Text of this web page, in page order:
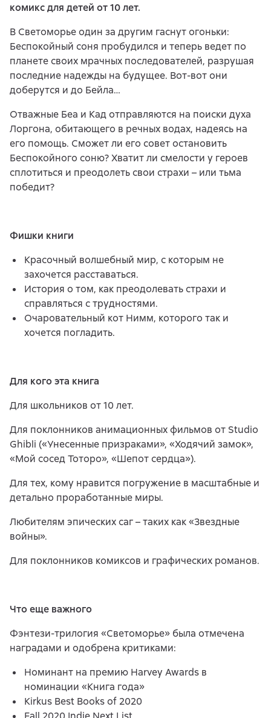
комикс для детей от 10 лет.
В Светоморье один за другим гаснут огоньки:
Беспокойный соня пробудился и теперь ведет по
планете своих мрачных последователей, разрушая
последние надежды на будущее. Вот-вот они
доберутся и до Бейла…
Отважные Беа и Кад отправляются на поиски духа
Лоргона, обитающего в речных водах, надеясь на
его помощь. Сможет ли его совет остановить
Беспокойного соню? Хватит ли смелости у героев
сплотиться и преодолеть свои страхи – или тьма
победит?
Фишки книги
Красочный волшебный мир, с которым не
захочется расставаться.
История о том, как преодолевать страхи и
справляться с трудностями.
Очаровательный кот Нимм, которого так и
хочется погладить.
Для кого эта книга
Для школьников от 10 лет.
Для поклонников анимационных фильмов от Studio
Ghibli («Унесенные призраками», «Ходячий замок»,
«Мой сосед Тоторо», «Шепот сердца»).
Для тех, кому нравится погружение в масштабные и
детально проработанные миры.
Любителям эпических саг – таких как «Звездные
войны».
Для поклонников комиксов и графических романов.
Что еще важного
Фэнтези-трилогия «Светоморье» была отмечена
наградами и одобрена критиками:
Номинант на премию Harvey Awards в
номинации «Книга года»
Kirkus Best Books of 2020